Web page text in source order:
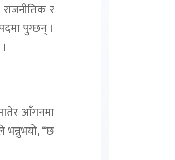
र
पुग्छन् ।
आँगनमा
भन्नुभयो, “छ